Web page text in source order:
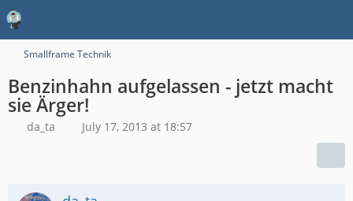
Smallframe Technik
Benzinhahn aufgelassen - jetzt macht
sie Ärger!
da_ta July 17, 2013 at 18:57